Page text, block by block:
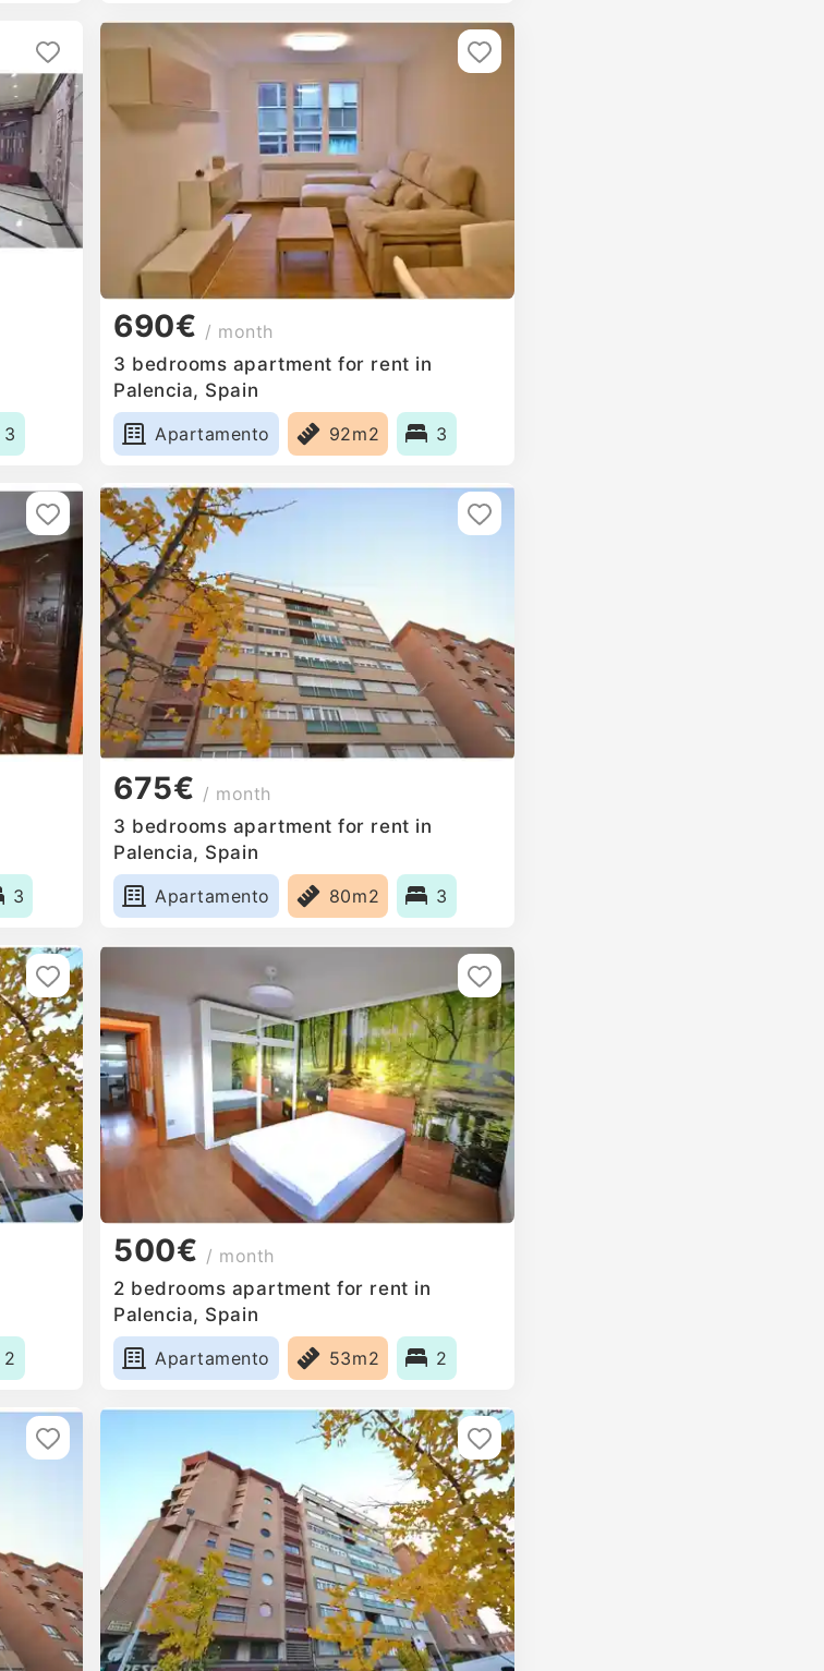
3
690€ / month
3 bedrooms apartment for rent in
Palencia, Spain
Apartamento
92m2 3
3
675€ / month
3 bedrooms apartment for rent in
Palencia, Spain
Apartamento
80m2 3
2
500€ / month
2 bedrooms apartment for rent in
Palencia, Spain
Apartamento
53m2 2